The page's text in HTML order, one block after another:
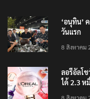
‘อนุทิน’
8 สิงหาคม
ลอรีอัลโ